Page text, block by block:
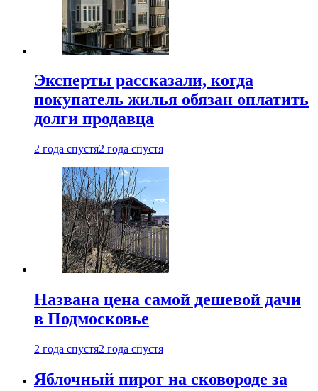
Эксперты рассказали, когда
покупатель жилья обязан оплатить
долги продавца
2 года спустя2 года спустя
Названа цена самой дешевой дачи
в Подмосковье
2 года спустя2 года спустя
Яблочный пирог на сковороде за